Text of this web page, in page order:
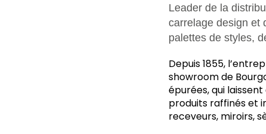
Leader de la
carrelage design et
palettes de styles,
Depuis 1855,
showroom de
épurées, qui
produits raffinés et
receveurs, miroirs,